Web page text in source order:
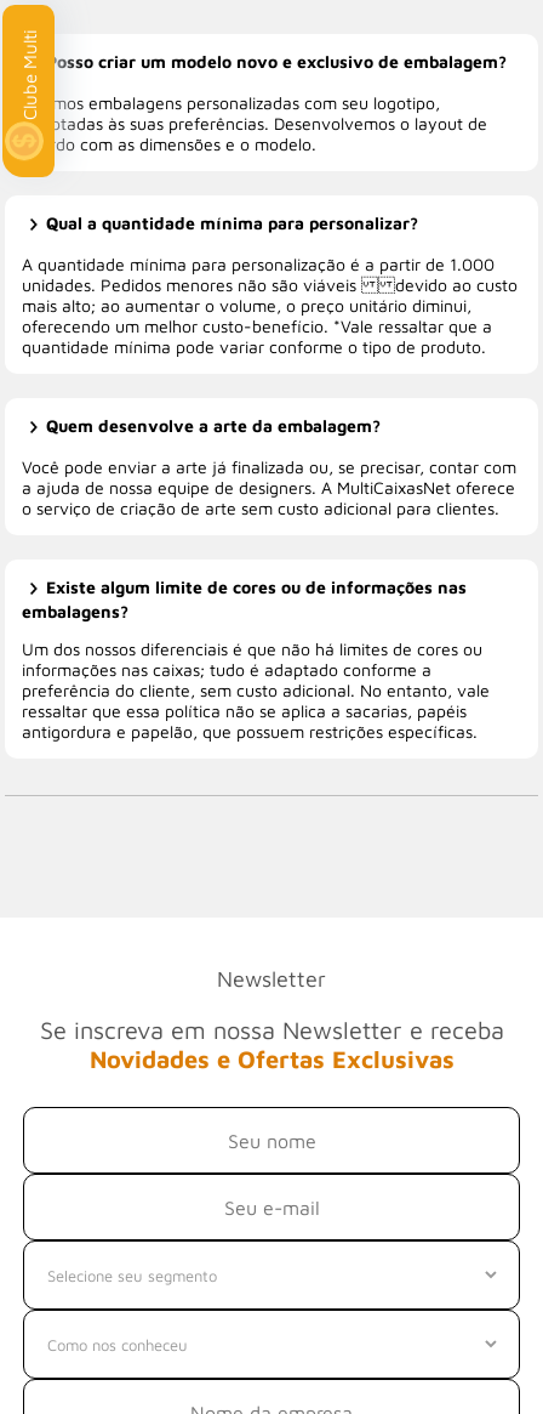
Posso criar um modelo novo e exclusivo de embalagem?
Criamos embalagens personalizadas com seu logotipo,
adaptadas às suas preferências. Desenvolvemos o layout de
acordo com as dimensões e o modelo.
Qual a quantidade mínima para personalizar?
A quantidade mínima para personalização é a partir de 1.000
unidades. Pedidos menores não são viáveis devido ao custo
mais alto; ao aumentar o volume, o preço unitário diminui,
oferecendo um melhor custo-benefício. *Vale ressaltar que a
quantidade mínima pode variar conforme o tipo de produto.
Quem desenvolve a arte da embalagem?
Você pode enviar a arte já finalizada ou, se precisar, contar com
a ajuda de nossa equipe de designers. A MultiCaixasNet oferece
o serviço de criação de arte sem custo adicional para clientes.
Existe algum limite de cores ou de informações nas
embalagens?
Um dos nossos diferenciais é que não há limites de cores ou
informações nas caixas; tudo é adaptado conforme a
preferência do cliente, sem custo adicional. No entanto, vale
ressaltar que essa política não se aplica a sacarias, papéis
antigordura e papelão, que possuem restrições específicas.
Newsletter
Se inscreva em nossa Newsletter e receba
Novidades e Ofertas Exclusivas